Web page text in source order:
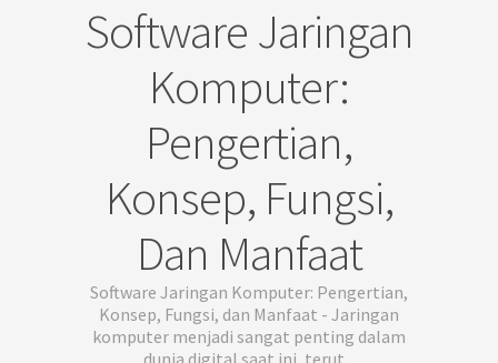
Software Jaringan
Komputer:
Pengertian,
Konsep, Fungsi,
Dan Manfaat
Software Jaringan Komputer: Pengertian,
Konsep, Fungsi, dan Manfaat - Jaringan
komputer menjadi sangat penting dalam
dunia digital saat ini, terut...